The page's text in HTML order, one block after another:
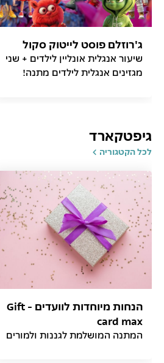
ג'רוזלם פוסט לייטוק סקול
שיעור אנגלית אונליין לילדים + שני
מגזינים אנגלית לילדים מתנה!
גיפטקארד
לכל הקטגוריה
הנחות מיוחדות לוועדים - Gift
card max
המתנה המושלמת לגננות ולמורים